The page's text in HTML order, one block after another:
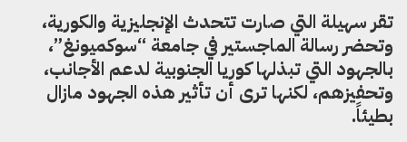
تقر سهيلة التي صارت تتحدث النجليزية والكورية،
وتحضر رسالة الماجستير في جامعة “سوكميونغ”،
بالجهود التي تبذلها كوريا الجنوبية لدعم الجانب،
وتحفيزهم،لكنها ترى أن تأثير هذه الجهود مازال
بطيئا.